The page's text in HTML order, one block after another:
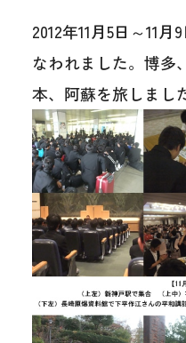
2012年11月5日～11
なわれました。博多
本、阿蘇を旅しまし